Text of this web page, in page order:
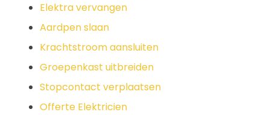
Elektra vervangen
Aardpen slaan
Krachtstroom aansluiten
Groepenkast uitbreiden
Stopcontact verplaatsen
Offerte Elektricien